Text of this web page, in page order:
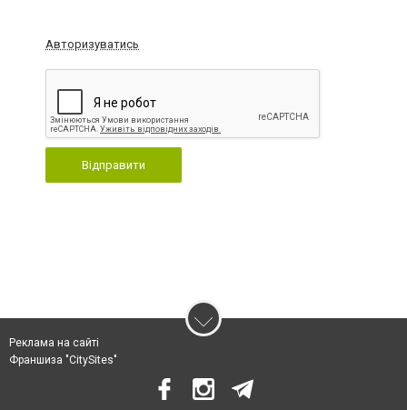
Авторизуватись
Відправити
Реклама на сайті
Франшиза "CitySites"